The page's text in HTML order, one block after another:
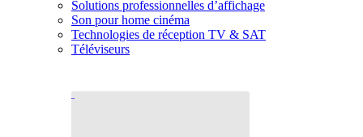
Solutions professionnelles d’affichage
Son pour home cinéma
Technologies de réception TV & SAT
Téléviseurs